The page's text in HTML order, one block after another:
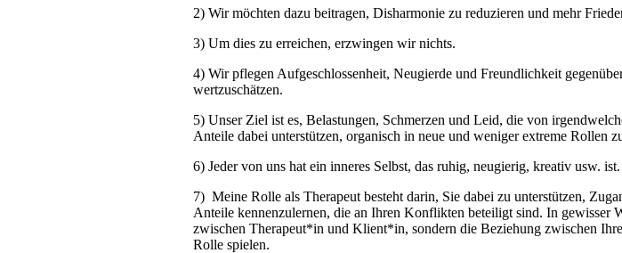
2) Wir möchten dazu beitragen, Disharmonie zu reduzieren und mehr
3) Um dies zu erreichen, erzwingen wir nichts.
4) Wir pflegen Aufgeschlossenheit, Neugierde und Freundlichkeit
wertzuschätzen.
5) Unser Ziel ist es, Belastungen, Schmerzen und Leid, die von
Anteile dabei unterstützen, organisch in neue und weniger extreme Rollen
6) Jeder von uns hat ein inneres Selbst, das ruhig, neugierig, kreativ usw. ist.
7) Meine Rolle als Therapeut besteht darin, Sie dabei zu unterstützen,
Anteile kennenzulernen, die an Ihren Konflikten beteiligt sind. In gewisser
zwischen Therapeut*in und Klient*in, sondern die Beziehung zwischen
Rolle spielen.